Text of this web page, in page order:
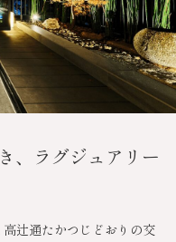
、ラグジュアリー
辻通たかつじどおりの交